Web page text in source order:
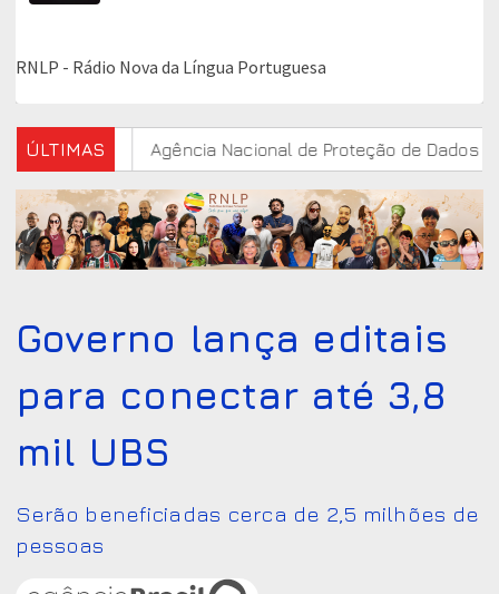
ÚLTIMASAgência Nacional de Proteção de Dados
Governo lança editais
para conectar até 3,8
mil UBS
Serão beneficiadas cerca de 2,5 milhões de
pessoas